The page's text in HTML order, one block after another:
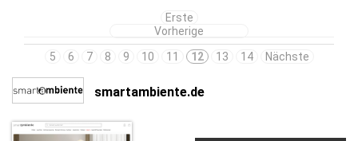
Erste
Vorherige
5
6 7 8 9 10 11 12 13 14 Nächste
smartambiente.de